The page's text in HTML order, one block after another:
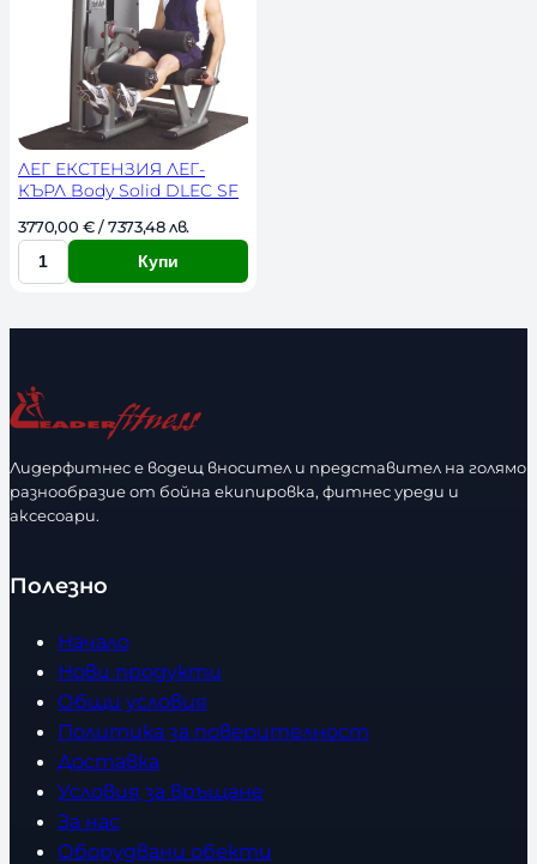
ЛЕГ ЕКСТЕНЗИЯ ЛЕГ-
КЪРЛ Body Solid DLEC SF
3770,00 € / 7373,48 лв.
К
л
ч
е
т
в
Купи
Лидерфитнес е водещ вносител и представител на голямо
разнообразие от бойна екипировка, фитнес уреди и
аксесоари.
Полезно
Начало
Нови продукти
Общи условия
Политика за поверителност
Доставка
Условия за връщане
За нас
Оборудвани обекти